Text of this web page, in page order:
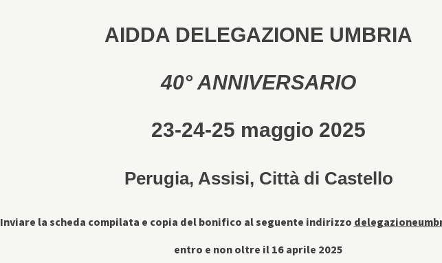
AIDDA DELEGAZIONE UMBRIA
40° ANNIVERSARIO
23-24-25 maggio 2025
Perugia, Assisi, Città di Castello
Inviare la scheda compilata e copia del bonifico al seguente indirizzo
entro e non oltre il 16 aprile 2025